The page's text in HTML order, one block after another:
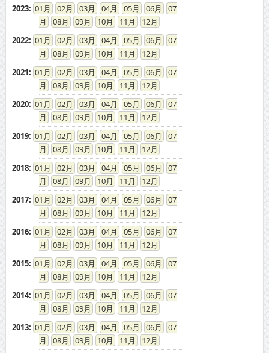
2023: 01 02 03 04 05 06
07
08
09 10 11
12
2022: 01 02 03 04 05 06
07
08
09 10 11
12
2021: 01 02 03 04 05 06
07
08
09 10 11
12
2020: 01 02 03 04 05 06
07
08
09 10 11
12
2019: 01 02 03 04 05 06
07
08
09 10 11
12
2018: 01 02 03 04 05 06
07
08
09 10 11
12
2017: 01 02 03 04 05 06
07
08
09 10 11
12
2016: 01 02 03 04 05 06
07
08
09 10 11
12
2015: 01 02 03 04 05 06
07
08
09 10 11
12
2014: 01 02 03 04 05 06
07
08
09 10 11
12
2013: 01 02 03 04 05 06
07
08
09 10 11
12